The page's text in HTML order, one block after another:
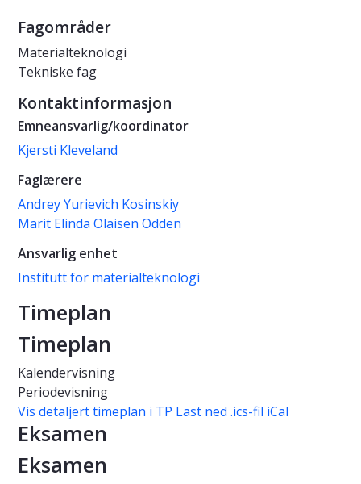
Fagområder
Materialteknologi
Tekniske fag
Kontaktinformasjon
Emneansvarlig/koordinator
Kjersti Kleveland
Faglærere
Andrey Yurievich Kosinskiy
Marit Elinda Olaisen Odden
Ansvarlig enhet
Institutt for materialteknologi
Timeplan
Timeplan
Kalendervisning
Periodevisning
Vis detaljert timeplan i TP Last ned .ics-fil iCal
Eksamen
Eksamen